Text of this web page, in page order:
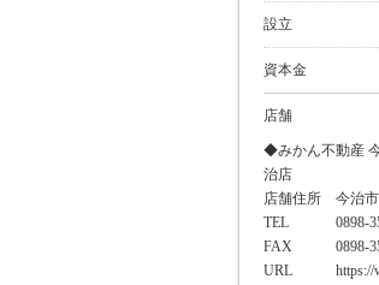
設立
資本金
店舗
◆みかん不動産
治店
店舗住所
今治
TEL
0898-
FAX
0898-
URL
https://